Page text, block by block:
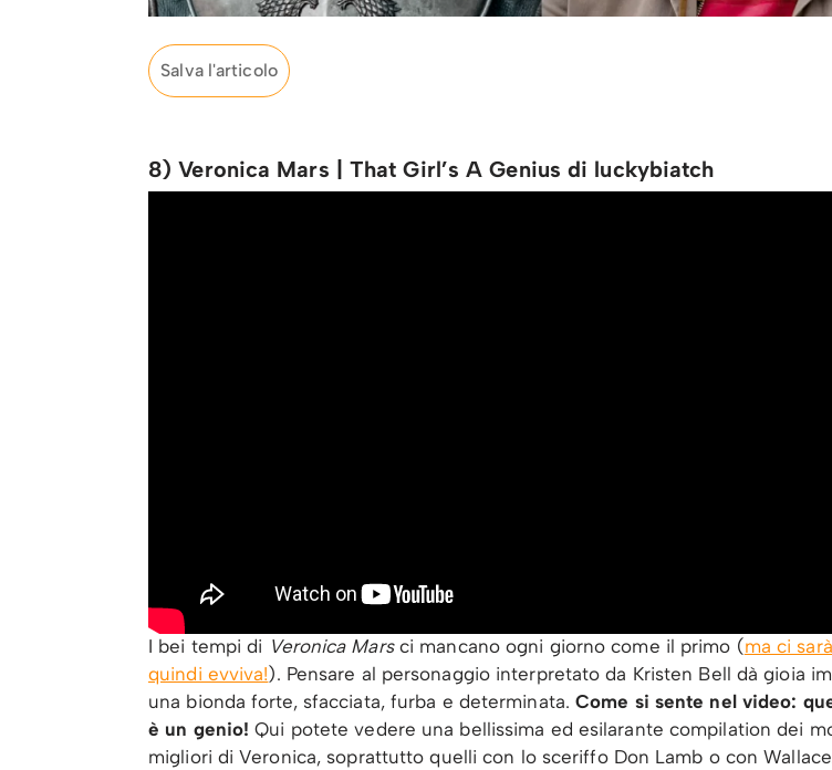
Salva l'articolo
8) Veronica Mars | That Girl’s A Genius di luckybiatch
I bei tempi di Veronica Marsci mancano ogni giorno come il primo (ma ci
quindi evviva!). Pensare al personaggio interpretato da Kristen Bell dà gioia
una bionda forte, sfacciata, furba e determinata.Come si sente nel video:
è un genio! Qui potete vedere una bellissima ed esilarante compilation dei
migliori di Veronica, soprattutto quelli con lo sceriffo Don Lamb o con